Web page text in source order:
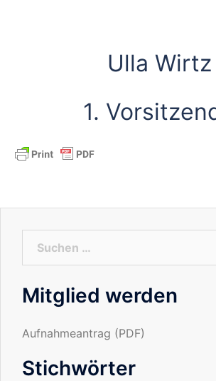
Ulla Wirtz
1.
nach:
Mitglied werden
Aufnahmeantrag (PDF)
Stichwörter